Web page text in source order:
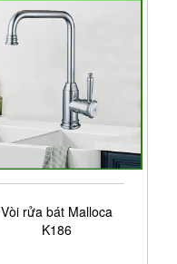
Vòi rửa bát Malloca
K186